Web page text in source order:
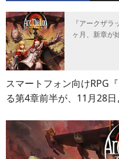
『アークザ
ヶ月、新章が
スマートフォン向けRPG
る第4章前半が、11月28日